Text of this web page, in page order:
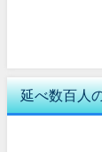
延べ数百人